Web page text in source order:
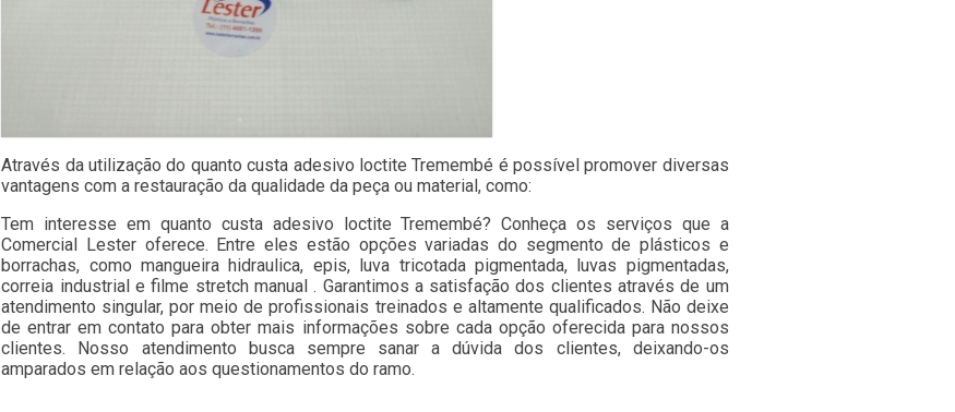
Através da utilização do quanto custa adesivo loctite Tremembé é possível promover diversas
vantagens com a restauração da qualidade da peça ou material, como:
Tem interesse em quanto custa adesivo loctite Tremembé? Conheça os serviços que a
Comercial Lester oferece. Entre eles estão opções variadas do segmento de plásticos e
borrachas, como mangueira hidraulica, epis, luva tricotada pigmentada, luvas pigmentadas,
correia industrial e filme stretch manual . Garantimos a satisfação dos clientes através de um
atendimento singular, por meio de profissionais treinados e altamente qualificados. Não deixe
de entrar em contato para obter mais informações sobre cada opção oferecida para nossos
clientes. Nosso atendimento busca sempre sanar a dúvida dos clientes, deixando-os
amparados em relação aos questionamentos do ramo.